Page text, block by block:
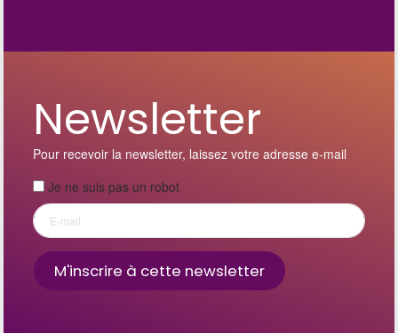
Newsletter
Pour recevoir la newsletter, laissez votre adresse e-mail
Je ne suis pas un robot